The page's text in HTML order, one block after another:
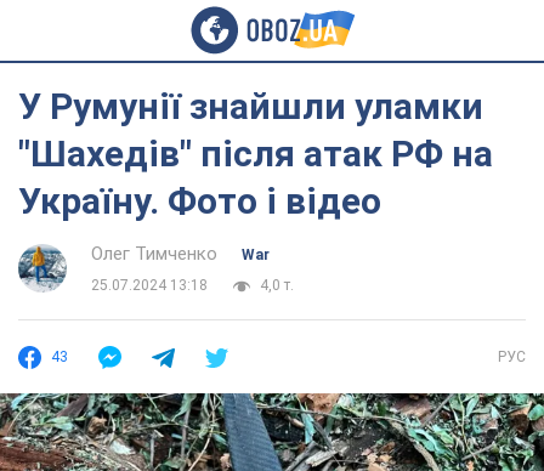
У Румунії знайшли уламки
"Шахедів" після атак РФ на
Україну. Фото і відео
Олег Тимченко
War
25.07.2024 13:18
4,0 т.
43 РУС